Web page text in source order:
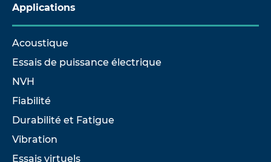
Applications
Acoustique
Essais de puissance électrique
NVH
Fiabilité
Durabilité et Fatigue
Vibration
Essais virtuels